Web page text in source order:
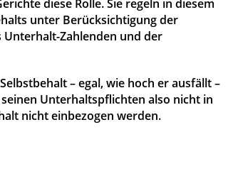
diese Rolle. Sie regeln in diesem
unter Berücksichtigung der
Zahlenden und der
– egal, wie hoch er ausfällt –
Unterhaltspflichten also nicht in
nicht einbezogen werden.
Heimarbeit ohne PC: Die besten